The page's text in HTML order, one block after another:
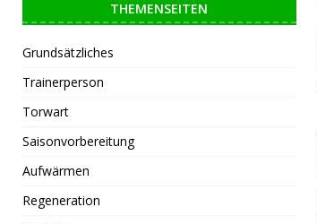
THEMENSEITEN
Grundsätzliches
Trainerperson
Torwart
Saisonvorbereitung
Aufwärmen
Regeneration